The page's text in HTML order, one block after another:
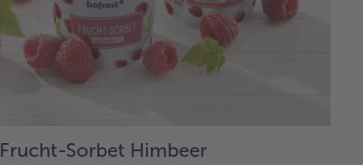
Frucht-Sorbet Himbeer